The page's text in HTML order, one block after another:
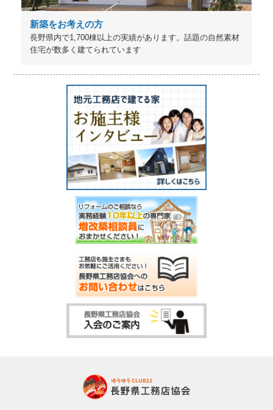
新築をお考えの方
長野県内で1,700棟以上の実績があります。話題の自然素材
住宅が数多く建てられています